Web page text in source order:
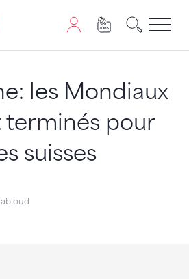
Seite wird JavaScript benötigt.
les Mondiaux
terminés pour
suisses